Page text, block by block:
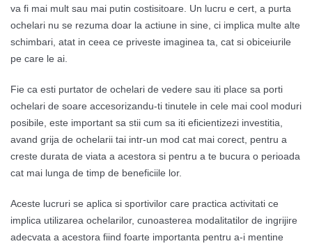
va fi mai mult sau mai putin costisitoare. Un lucru e cert, a purta
ochelari nu se rezuma doar la actiune in sine, ci implica multe alte
schimbari, atat in ceea ce priveste imaginea ta, cat si obiceiurile
pe care le ai.
Fie ca esti purtator de ochelari de vedere sau iti place sa porti
ochelari de soare accesorizandu-ti tinutele in cele mai cool moduri
posibile, este important sa stii cum sa iti eficientizezi investitia,
avand grija de ochelarii tai intr-un mod cat mai corect, pentru a
creste durata de viata a acestora si pentru a te bucura o perioada
cat mai lunga de timp de beneficiile lor.
Aceste lucruri se aplica si sportivilor care practica activitati ce
implica utilizarea ochelarilor, cunoasterea modalitatilor de ingrijire
adecvata a acestora fiind foarte importanta pentru a-i mentine